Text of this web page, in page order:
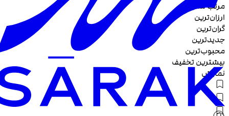
مرتب سازی :
ارزان‌ترین
گران‌ترین
جدیدترین
محبوب‌ترین
بیشترین تخفیف
نمایش